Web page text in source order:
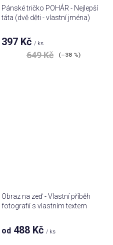
Pánské tričko POHÁR - Nejlepší
táta (dvě děti - vlastní jména)
397 Kč / ks
649 Kč (–38 %)
Obraz na zeď - Vlastní příběh
fotografií s vlastním textem
od 488 Kč/ ks